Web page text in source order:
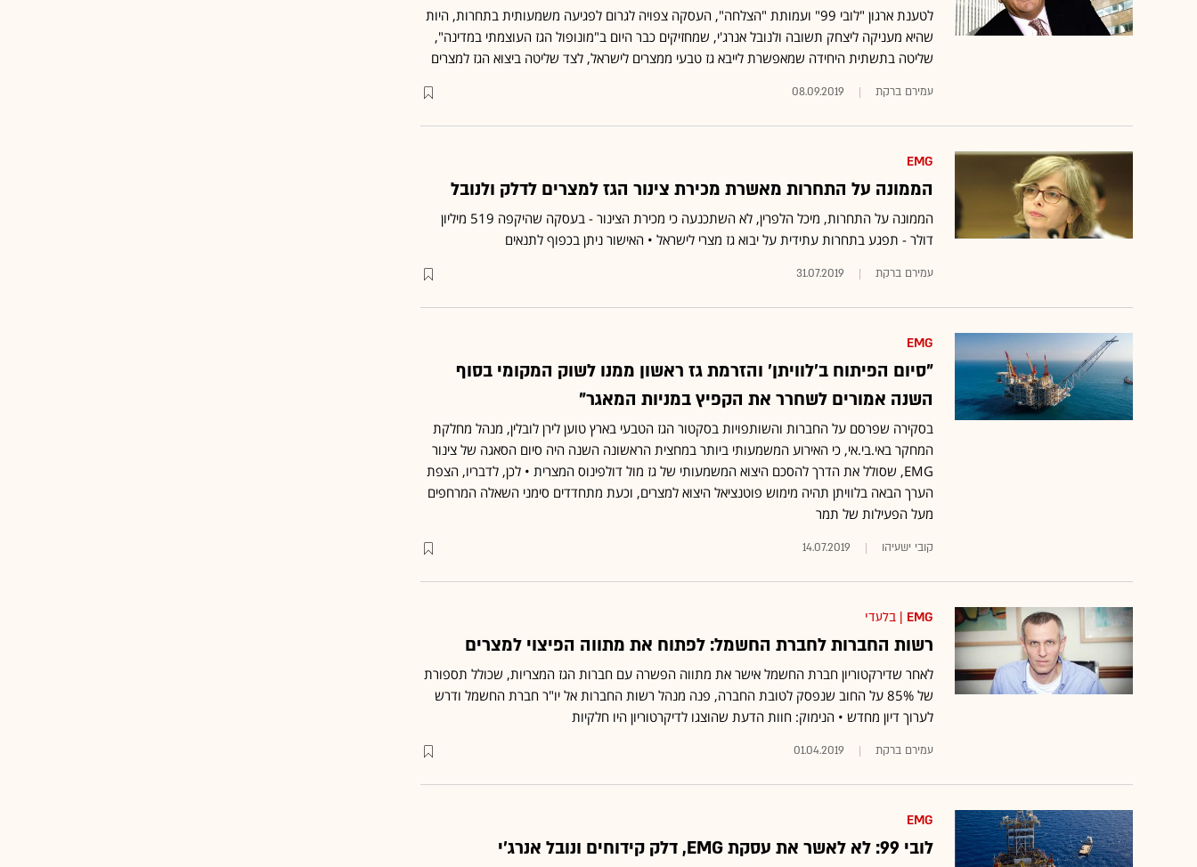
לטענת ארגון "לובי 99" ועמותת "הצלחה", העסקה צפויה לגרום לפגיעה משמעותית בתחרות, היות
שהיא מעניקה ליצחק תשובה ולנובל אנרג'י, שמחזיקים כבר היום ב"מונופול הגז העוצמתי במדינה",
שליטה בתשתית היחידה שמאפשרת לייבא גז טבעי ממצרים לישראל, לצד שליטה ביצוא הגז למצרים
עמירם ברקת 08.09.2019
EMG
הממונה על התחרות מאשרת מכירת צינור הגז למצרים לדלק ולנובל
הממונה על התחרות, מיכל הלפרין, לא השתכנעה כי מכירת הצינור - בעסקה שהיקפה 519 מיליון
דולר - תפגע בתחרות עתידית על יבוא גז מצרי לישראל • האישור ניתן בכפוף לתנאים
עמירם ברקת 31.07.2019
EMG
"סיום הפיתוח ב'לוויתן' והזרמת גז ראשון ממנו לשוק המקומי בסוף
השנה אמורים לשחרר את הקפיץ במניות המאגר"
בסקירה שפרסם על החברות והשותפויות בסקטור הגז הטבעי בארץ טוען לירן לובלין, מנהל מחלקת
המחקר באי.בי.אי, כי האירוע המשמעותי ביותר במחצית הראשונה השנה היה סיום הסאגה של צינור
EMG, שסולל את הדרך להסכם היצוא המשמעותי של גז מול דולפינוס המצרית • לכן, לדבריו, הצפת
הערך הבאה בלוויתן תהיה מימוש פוטנציאל היצוא למצרים, וכעת מתחדדים סימני השאלה המרחפים
מעל הפעילות של תמר
קובי ישעיהו 14.07.2019
EMG | בלעדי
רשות החברות לחברת החשמל: לפתוח את מתווה הפיצוי למצרים
לאחר שדירקטוריון חברת החשמל אישר את מתווה הפשרה עם חברות הגז המצריות, שכולל תספורת
של 85% על החוב שנפסק לטובת החברה, פנה מנהל רשות החברות אל יו"ר חברת החשמל ודרש
לערוך דיון מחדש • הנימוק: חוות הדעת שהוצגו לדיקרטוריון היו חלקיות
עמירם ברקת 01.04.2019
EMG
לובי 99: לא לאשר את עסקת EMG, דלק קידוחים ונובל אנרג'י